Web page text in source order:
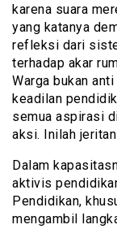
karena suara
yang katanya
refleksi dari
terhadap akar
Warga bukan
keadilan
semua aspirasi
aksi. Inilah
Dalam
aktivis
Pendidikan,
mengambil